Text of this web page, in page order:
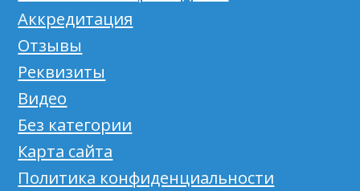
Аккредитация
Отзывы
Реквизиты
Видео
Без категории
Карта сайта
Политика конфиденциальности